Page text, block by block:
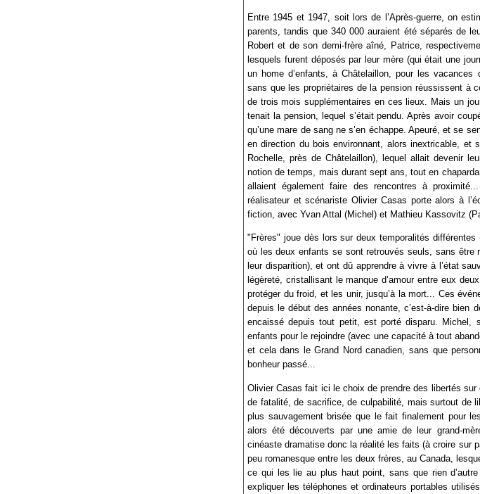
Entre 1945 et 1947, soit lors de l’Après-guerre, on
parents, tandis que 340 000 auraient été séparés de
Robert et de son demi-frère aîné, Patrice,
lesquels furent déposés par leur mère (qui était une
un home d’enfants, à Châtelaillon, pour les vacances
sans que les propriétaires de la pension réussissent à
de trois mois supplémentaires en ces lieux. Mais un
tenait la pension, lequel s’était pendu. Après avoir
qu’une mare de sang ne s’en échappe. Apeuré, et se
en direction du bois environnant, alors inextricable, et
Rochelle, près de Châtelaillon), lequel allait devenir
notion de temps, mais durant sept ans, tout en
allaient également faire des rencontres à
réalisateur et scénariste Olivier Casas porte alors à
fiction, avec Yvan Attal (Michel) et Mathieu Kassovitz
"Frères" joue dès lors sur deux temporalités
où les deux enfants se sont retrouvés seuls, sans être
leur disparition), et ont dû apprendre à vivre à l’état
légèreté, cristallisant le manque d’amour entre eux
protéger du froid, et les unir, jusqu’à la mort... Ces
depuis le début des années nonante, c’est-à-dire
encaissé depuis tout petit, est porté disparu. Michel,
enfants pour le rejoindre (avec une capacité à tout
et cela dans le Grand Nord canadien, sans que
bonheur passé...
Olivier Casas fait ici le choix de prendre des libertés
de fatalité, de sacrifice, de culpabilité, mais surtout de
plus sauvagement brisée que le fait finalement pour
alors été découverts par une amie de leur grand-
cinéaste dramatise donc la réalité les faits (à croire sur
peu romanesque entre les deux frères, au Canada,
ce qui les lie au plus haut point, sans que rien
expliquer les téléphones et ordinateurs portables